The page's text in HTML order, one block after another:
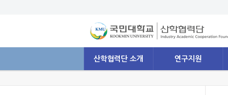
산학협력단 소개 연구지원